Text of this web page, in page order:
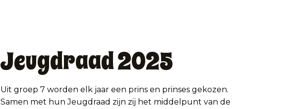
Jeugdraad 2025
Uit groep 7 worden elk jaar een prins en prinses gekozen.
Samen met hun Jeugdraad zijn zij het middelpunt van de